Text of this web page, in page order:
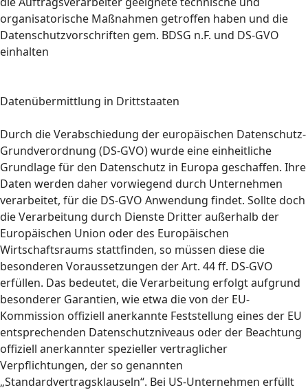
organisatorische Maßnahmen getroffen haben und die
Datenschutzvorschriften gem. BDSG n.F. und DS-GVO
einhalten
Datenübermittlung in Drittstaaten
Durch die Verabschiedung der europäischen Datenschutz-
Grundverordnung (DS-GVO) wurde eine einheitliche
Grundlage für den Datenschutz in Europa geschaffen. Ihre
Daten werden daher vorwiegend durch Unternehmen
verarbeitet, für die DS-GVO Anwendung findet. Sollte doch
die Verarbeitung durch Dienste Dritter außerhalb der
Europäischen Union oder des Europäischen
Wirtschaftsraums stattfinden, so müssen diese die
besonderen Voraussetzungen der Art. 44 ff. DS-GVO
erfüllen. Das bedeutet, die Verarbeitung erfolgt aufgrund
besonderer Garantien, wie etwa die von der EU-
Kommission offiziell anerkannte Feststellung eines der EU
entsprechenden Datenschutzniveaus oder der Beachtung
offiziell anerkannter spezieller vertraglicher
Verpflichtungen, der so genannten
„Standardvertragsklauseln“. Bei US-Unternehmen erfüllt